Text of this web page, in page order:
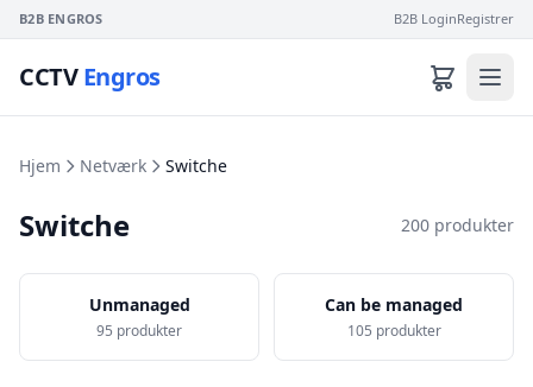
B2B ENGROS B2B LoginRegistrer
CCTVEngros
Hjem Netværk Switche
Switche 200 produkter
Unmanaged
95 produkter
Can be managed
105 produkter